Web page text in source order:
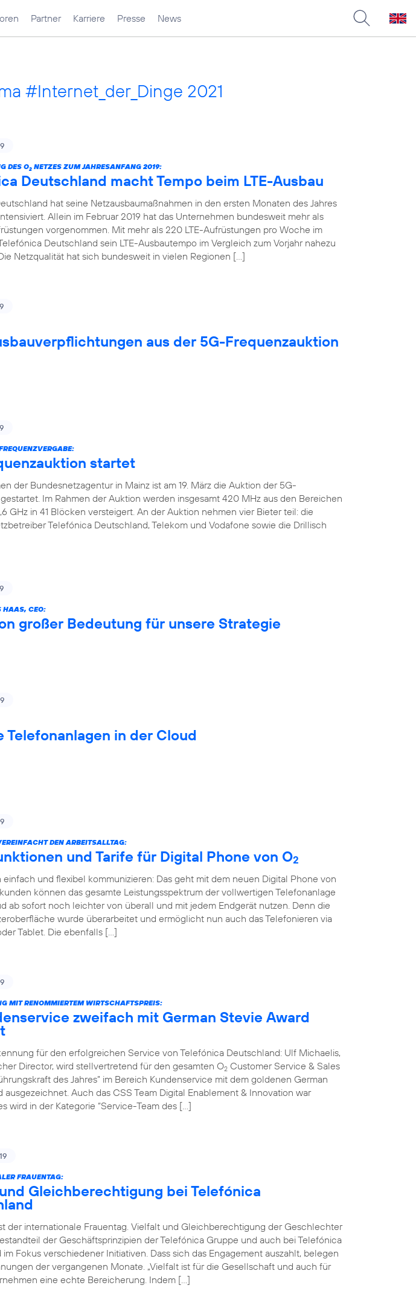
Partner Karriere Presse News
#Internet_der_Dinge 2021
DES O2 NETZES ZUM JAHRESANFANG 2019:
Deutschland macht Tempo beim LTE-Ausbau
hat seine Netzausbaumaßnahmen in den ersten Monaten des Jahres
Allein im Februar 2019 hat das Unternehmen bundesweit mehr als
vorgenommen. Mit mehr als 220 LTE-Aufrüstungen pro Woche im
Deutschland sein LTE-Ausbautempo im Vergleich zum Vorjahr nahezu
Netzqualität hat sich bundesweit in vielen Regionen […]
aus der 5G-Frequenzauktion
startet
der Bundesnetzagentur in Mainz ist am 19. März die Auktion der 5G-
Im Rahmen der Auktion werden insgesamt 420 MHz aus den Bereichen
GHz in 41 Blöcken versteigert. An der Auktion nehmen vier Bieter teil: die
Telefónica Deutschland, Telekom und Vodafone sowie die Drillisch
HAAS, CEO:
großer Bedeutung für unsere Strategie
Telefonanlagen in der Cloud
DEN ARBEITSALLTAG:
und Tarife für Digital Phone von O2
und flexibel kommunizieren: Das geht mit dem neuen Digital Phone von
können das gesamte Leistungsspektrum der vollwertigen Telefonanlage
ab sofort noch leichter von überall und mit jedem Endgerät nutzen. Denn die
wurde überarbeitet und ermöglicht nun auch das Telefonieren via
Tablet. Die ebenfalls […]
MIT RENOMMIERTEM WIRTSCHAFTSPREIS:
zweifach mit German Stevie Award
für den erfolgreichen Service von Telefónica Deutschland: Ulf Michaelis,
Director, wird stellvertretend für den gesamten O2 Customer Service & Sales
des Jahres” im Bereich Kundenservice mit dem goldenen German
ausgezeichnet. Auch das CSS Team Digital Enablement & Innovation war
wird in der Kategorie “Service-Team des […]
FRAUENTAG:
Gleichberechtigung bei Telefónica
der internationale Frauentag. Vielfalt und Gleichberechtigung der Geschlechter
der Geschäftsprinzipien der Telefónica Gruppe und auch bei Telefónica
Fokus verschiedener Initiativen. Dass sich das Engagement auszahlt, belegen
der vergangenen Monate. „Vielfalt ist für die Gesellschaft und auch für
eine echte Bereicherung. Indem […]